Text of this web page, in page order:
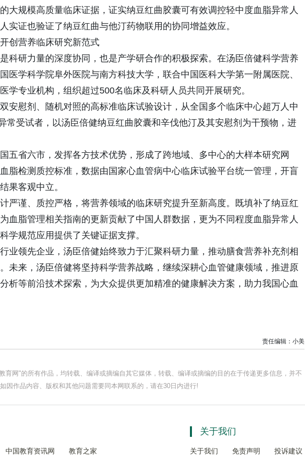
大规模高质量临床证据，证实纳豆红曲胶囊可有效调控轻中度血脂异常人
实证也验证了纳豆红曲与他汀药物联用的协同增益效应。
创营养临床研究新范式
科研力量的深度协同，也是产学研合作的积极探索。在汤臣倍健科学营养
医学科学院阜外医院与南方科技大学，联合中国医科大学第一附属医院、
学专业机构，组织超过500名临床及科研人员共同开展研究。
安慰剂、随机对照的高标准临床试验设计，从全国多个临床中心超万人中
常受试者，以汤臣倍健纳豆红曲胶囊和辛伐他汀及其安慰剂为干预物，进
五省六市，发挥各方技术优势，形成了跨地域、多中心的大样本研究网
脂检测质控标准，数据由国家心血管病中心临床试验平台统一管理，开盲
果客观中立。
严谨、质控严格，将营养领域的临床研究提升至新高度。既填补了纳豆红
血脂管理相关指南的更新贡献了中国人群数据，更为不同程度血脂异常人
学规范应用提供了关键证据支撑。
业领先企业，汤臣倍健始终致力于汇聚科研力量，推动膳食营养补充剂相
未来，汤臣倍健将坚持科学营养战略，继续深耕心血管健康领域，推进原
析等前沿技术探索，为大众提供更加精准的健康解决方案，助力我国心血
责任编辑：小美
育网"的所有作品，均转载、编译或摘编自其它媒体，转载、编译或摘编的目的在于传递更多信息，并不
因作品内容、版权和其他问题需要同本网联系的，请在30日内进行!
中国教育资讯网 教育之家
关于我们
关于我们 免责声明 投诉建议